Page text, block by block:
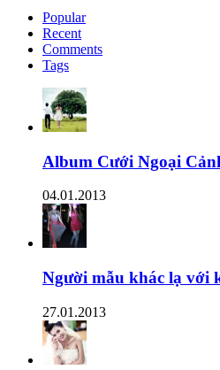
Popular
Recent
Comments
Tags
Album Cưới Ngoại
04.01.2013
Người mẫu khác lạ với
27.01.2013